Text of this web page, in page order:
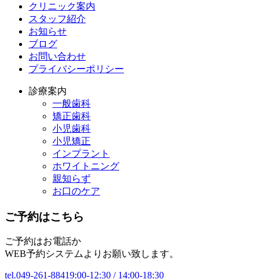
クリニック案内
スタッフ紹介
お知らせ
ブログ
お問い合わせ
プライバシーポリシー
診療案内
一般歯科
矯正歯科
小児歯科
小児矯正
インプラント
ホワイトニング
親知らず
お口のケア
ご予約はこちら
ご予約はお電話か
WEB予約システムよりお願い致します。
tel.049-261-88419:00-12:30 / 14:00-18:30